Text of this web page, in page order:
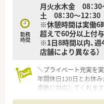
勤務
時間
月火水木金 08：30
土 08：30～12：30
※休憩時間は実働6
超えで60分以上付与
※1日8時間以内、週
店舗により異なる）
＼プライベート充実を実
年間休日120日とお休み
柔軟に対応してくれま